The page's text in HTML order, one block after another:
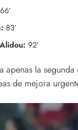
66′
83′
92′
apenas la
de mejora